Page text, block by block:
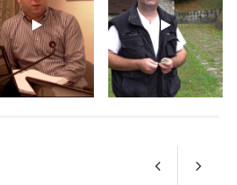
a Skanzenben
2026 AUG 05